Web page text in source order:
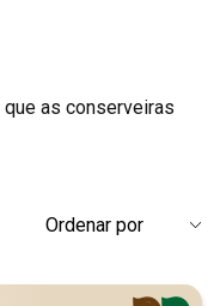
que as conserveiras